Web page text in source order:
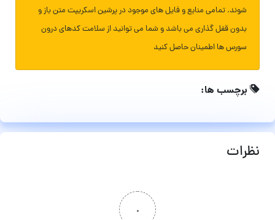
شوند. تمامی منابع و فایل های موجود در پرشین اسکریپت متن باز و
بدون قفل گذاری می باشد و شما می توانید از سلامت کدهای درون
سورس ها اطمینان حاصل کنید
برچسب ها:
نظرات
۰